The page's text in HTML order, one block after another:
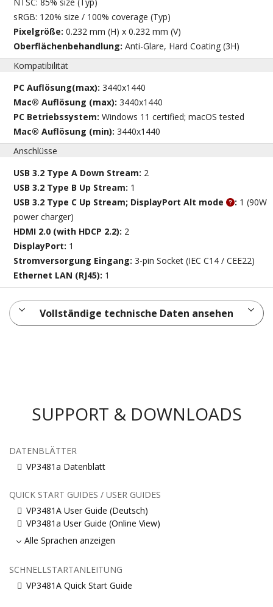
sRGB: 120% size / 100% coverage (Typ)
Pixelgröße:0.232 mm (H) x 0.232 mm (V)
Oberflächenbehandlung:Anti-Glare, Hard Coating (3H)
Kompatibilität
PC Auflösung(max):3440x1440
Mac® Auflösung (max):3440x1440
PC Betriebssystem:Windows 11 certified; macOS tested
Mac® Auflösung (min):3440x1440
Anschlüsse
USB 3.2 Type A Down Stream: 2
USB 3.2 Type B Up Stream: 1
USB 3.2 Type C Up Stream; DisplayPort Alt mode
: 1 (90W
power charger)
HDMI 2.0 (with HDCP 2.2): 2
DisplayPort: 1
Stromversorgung Eingang:3-pin Socket (IEC C14 / CEE22)
Ethernet LAN (RJ45): 1
Vollständige technische Daten ansehen
SUPPORT & DOWNLOADS
DATENBLÄTTER
VP3481a Datenblatt
QUICK START GUIDES / USER GUIDES
VP3481A User Guide (Deutsch)
VP3481a User Guide (Online View)
Alle Sprachen anzeigen
SCHNELLSTARTANLEITUNG
VP3481A Quick Start Guide